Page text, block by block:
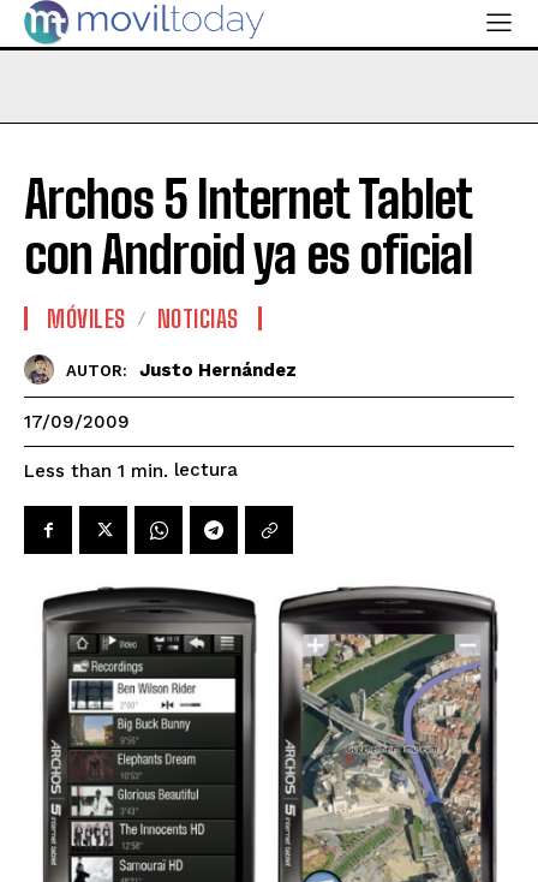
Archos 5 Internet Tablet
con Android ya es oficial
MÓVILES NOTICIAS
AUTOR: Justo Hernández
17/09/2009
Less than 1 min. lectura